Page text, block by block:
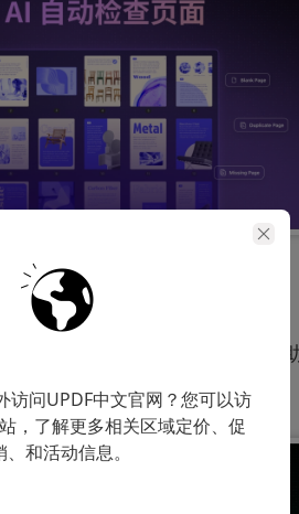
访问UPDF中文官网？您可以访
，了解更多相关区域定价、促
、和活动信息。
知的内容润色与文字优化，帮
成果。